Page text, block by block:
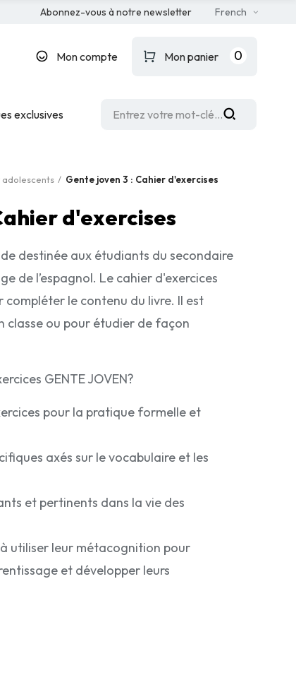
Abonnez-vous à notre newsletter French
Mon compte Mon panier 0
exclusives
adolescents Gente joven 3 : Cahier d'exercises
d'exercises
destinée aux étudiants du secondaire
de l’espagnol. Le cahier d'exercices
compléter le contenu du livre. Il est
classe ou pour étudier de façon
GENTE JOVEN?
pour la pratique formelle et
axés sur le vocabulaire et les
et pertinents dans la vie des
utiliser leur métacognition pour
et développer leurs